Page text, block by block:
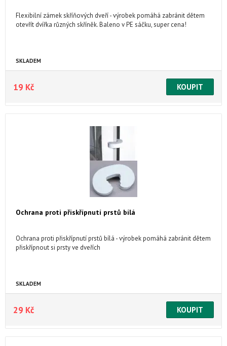
Flexibilní zámek skříňových dveří - výrobek pomáhá zabránit dětem
otevřít dvířka různých skříněk. Baleno v PE sáčku, super cena!
SKLADEM
19 Kč
Ochrana proti přiskřípnutí prstů bílá
Ochrana proti přiskřípnutí prstů bílá - výrobek pomáhá zabránit dětem
přiskřípnout si prsty ve dveřích
SKLADEM
29 Kč